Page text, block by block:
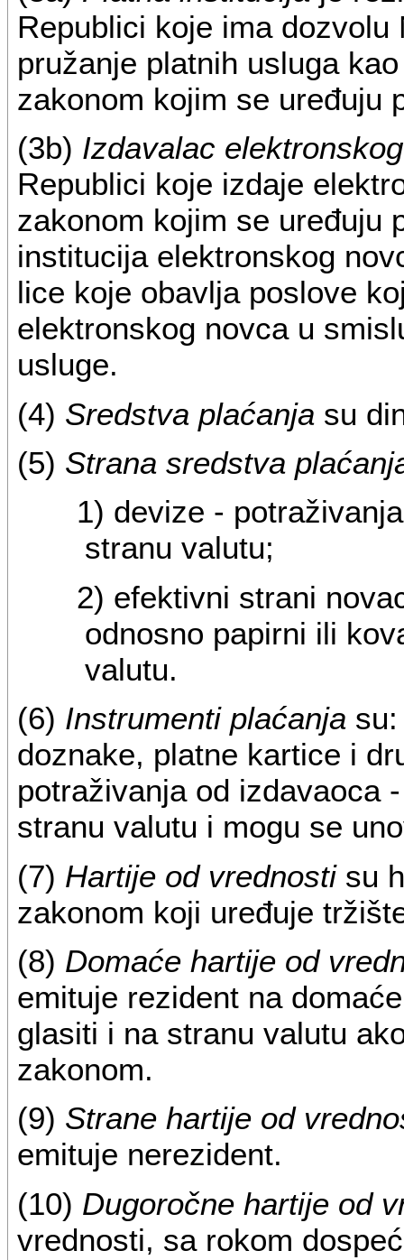
Republici koje ima
pružanje platnih usluga
zakonom kojim se uređuju
(3b) Izdavalac
Republici koje izdaje
zakonom kojim se uređuju
institucija elektronskog
lice koje obavlja poslove
elektronskog novca u
usluge.
(4) Sredstva plaćanja su
(5) Strana sredstva
1) devize -
stranu valutu;
2) efektivni strani
odnosno papirni ili
valutu.
(6) Instrumenti plaćanjasu:
doznake, platne kartice i
potraživanja od izdavaoca
stranu valutu i mogu se
(7) Hartije od vrednostisu
zakonom koji uređuje
(8) Domaće hartije od
emituje rezident na
glasiti i na stranu valutu
zakonom.
(9) Strane hartije od
emituje nerezident.
(10) Dugoročne hartije od
vrednosti, sa rokom